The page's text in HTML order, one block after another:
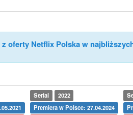
oferty Netflix Polska w
Serial
2022
Premiera w Polsce: 27.04.2024